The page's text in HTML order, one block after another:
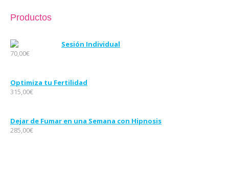
Productos
Sesión Individual
70,00€
Optimiza tu Fertilidad
315,00€
Dejar de Fumar en una Semana con Hipnosis
285,00€